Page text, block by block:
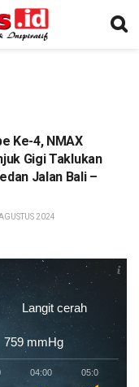
Ke-4, NMAX
Gigi Taklukan
Jalan Bali –
2024
Langit cerah
759 mmHg
04:00 05:00